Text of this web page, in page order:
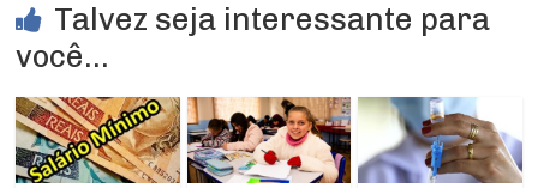
Talvez seja interessante para
você...